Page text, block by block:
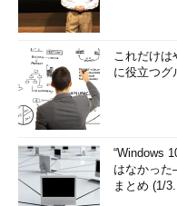
これだけは
に役立つグ
“Windows
はなかっ
まとめ (1/